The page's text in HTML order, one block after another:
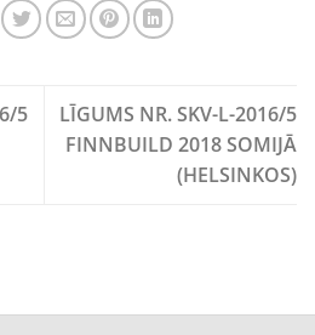
5
LĪGUMS NR. SKV-L-2016/5
FINNBUILD 2018 SOMIJĀ
(HELSINKOS)